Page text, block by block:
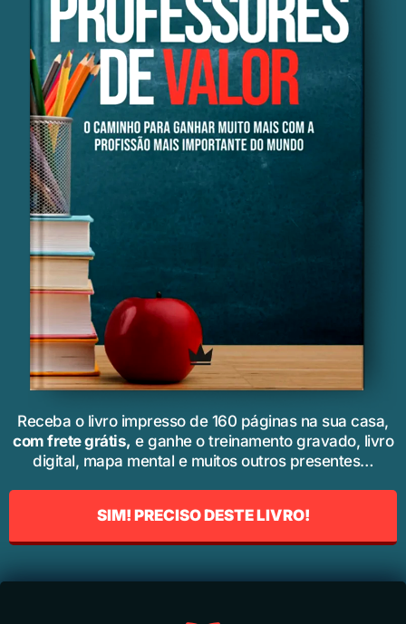
Receba o livro impresso de 160 páginas na sua casa,
com frete grátis, e ganhe o treinamento gravado, livro
digital, mapa mental e muitos outros presentes…
SIM! PRECISO DESTE LIVRO!